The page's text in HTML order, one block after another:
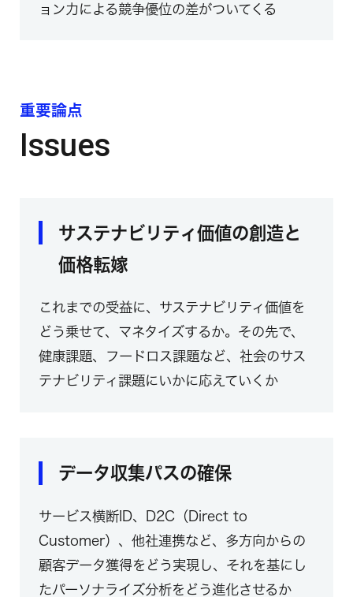
ョン力による競争優位の差がついてくる
重要論点
Issues
サステナビリティ価値の創造と
価格転嫁
これまでの受益に、サステナビリティ価値を
どう乗せて、マネタイズするか。その先で、
健康課題、フードロス課題など、社会のサス
テナビリティ課題にいかに応えていくか
データ収集パスの確保
サービス横断ID、D2C（Direct to
Customer）、他社連携など、多方向からの
顧客データ獲得をどう実現し、それを基にし
たパーソナライズ分析をどう進化させるか